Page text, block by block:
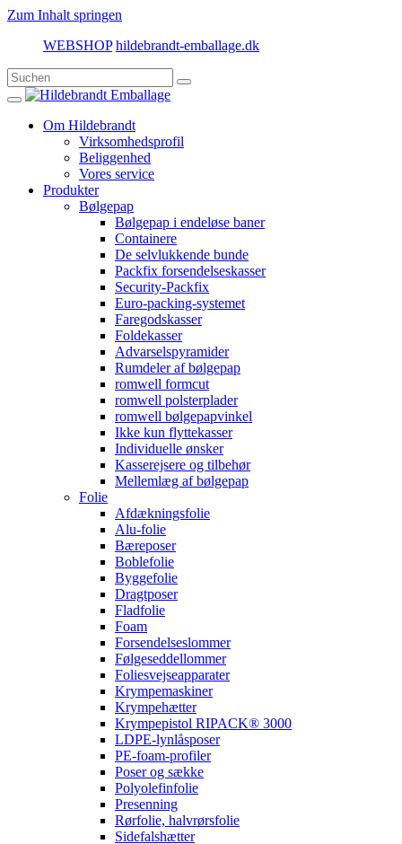
Zum Inhalt springen
WEBSHOP hildebrandt-emballage.dk
Om Hildebrandt
Virksomhedsprofil
Beliggenhed
Vores service
Produkter
Bølgepap
Bølgepap i endeløse baner
Containere
De selvlukkende bunde
Packfix forsendelseskasser
Security-Packfix
Euro-packing-systemet
Faregodskasser
Foldekasser
Advarselspyramider
Rumdeler af bølgepap
romwell formcut
romwell polsterplader
romwell bølgepapvinkel
Ikke kun flyttekasser
Individuelle ønsker
Kasserejsere og tilbehør
Mellemlæg af bølgepap
Folie
Afdækningsfolie
Alu-folie
Bæreposer
Boblefolie
Byggefolie
Dragtposer
Fladfolie
Foam
Forsendelseslommer
Følgeseddellommer
Foliesvejseapparater
Krympemaskiner
Krympehætter
Krympepistol RIPACK® 3000
LDPE-lynlåsposer
PE-foam-profiler
Poser og sække
Polyolefinfolie
Presenning
Rørfolie, halvrørsfolie
Sidefalshætter